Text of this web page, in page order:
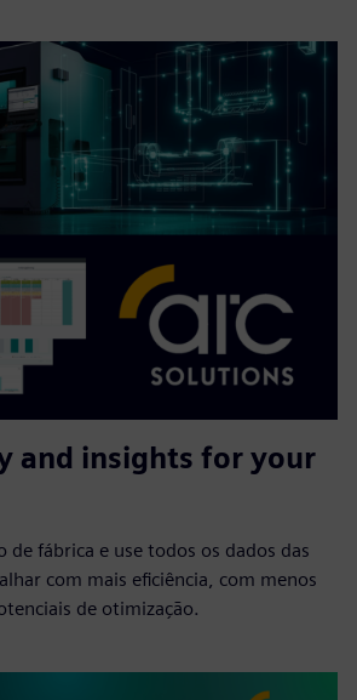
and insights for your
de fábrica e use todos os dados das
com mais eficiência, com menos
de otimização.